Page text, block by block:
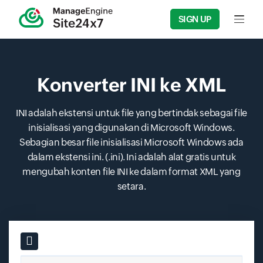
SIGN UP Input
Konverter INI ke XML
INI adalah ekstensi untuk file yang bertindak sebagai file
inisialisasi yang digunakan di Microsoft Windows.
Sebagian besar file inisialisasi Microsoft Windows ada
dalam ekstensi ini. (.ini). Ini adalah alat gratis untuk
mengubah konten file INI ke dalam format XML yang
setara.
Input field